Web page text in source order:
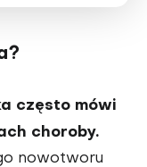
często mówi
choroby.
nowotworu